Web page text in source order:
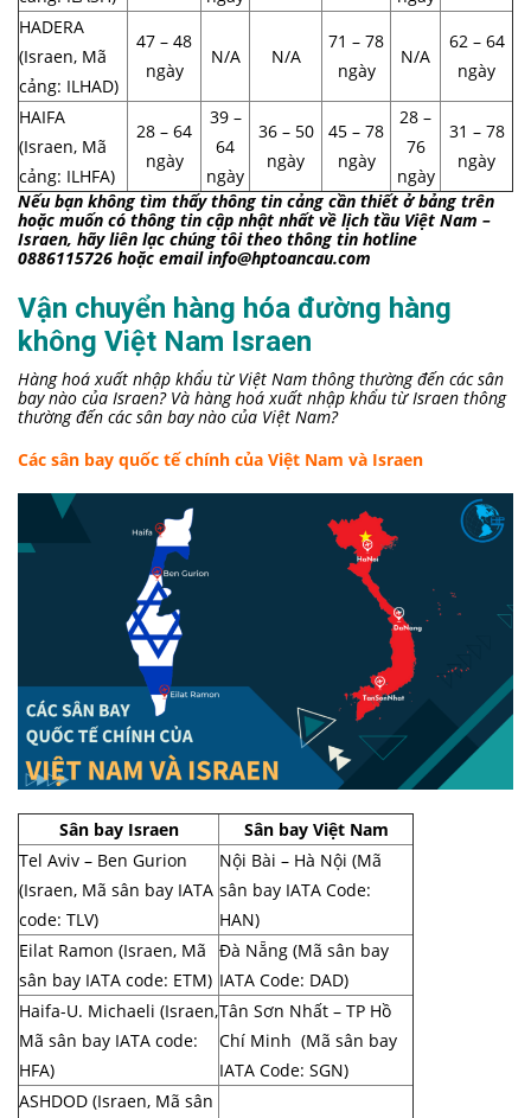
HADERA
(Israen, Mã
cảng: ILHAD)
47 – 48
ngày
N/A N/A
71 – 78
ngày
N/A
62 – 64
ngày
HAIFA
(Israen, Mã
cảng: ILHFA)
28 – 64
ngày
39 –
64
ngày
36 – 50
ngày
45 – 78
ngày
28 –
76
ngày
31 – 78
ngày
Nếu bạn không tìm thấy thông tin cảng cần thiết ở bảng trên
hoặc muốn có thông tin cập nhật nhất về lịch tầu Việt Nam –
Israen, hãy liên lạc chúng tôi theo thông tin hotline
0886115726 hoặc email info@hptoancau.com
Vận chuyển hàng hóa đường hàng
không Việt Nam Israen
Hàng hoá xuất nhập khẩu từ Việt Nam thông thường đến các sân
bay nào của Israen? Và hàng hoá xuất nhập khẩu từ Israen thông
thường đến các sân bay nào của Việt Nam?
Các sân bay quốc tế chính của Việt Nam và Israen
Sân bay Israen
Sân bay Việt Nam
Tel Aviv – Ben Gurion
(Israen, Mã sân bay IATA
code: TLV)
Nội Bài – Hà Nội (Mã
sân bay IATA Code:
HAN)
Eilat Ramon (Israen, Mã
sân bay IATA code: ETM)
Đà Nẵng (Mã sân bay
IATA Code: DAD)
Haifa-U. Michaeli (Israen,
Mã sân bay IATA code:
HFA)
Tân Sơn Nhất – TP Hồ
Chí Minh (Mã sân bay
IATA Code: SGN)
ASHDOD (Israen, Mã sân